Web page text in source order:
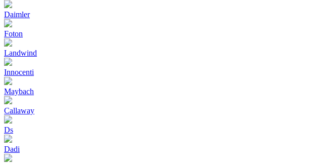
Daimler
Foton
Landwind
Innocenti
Maybach
Callaway
Ds
Dadi